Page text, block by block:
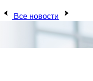
Все новости